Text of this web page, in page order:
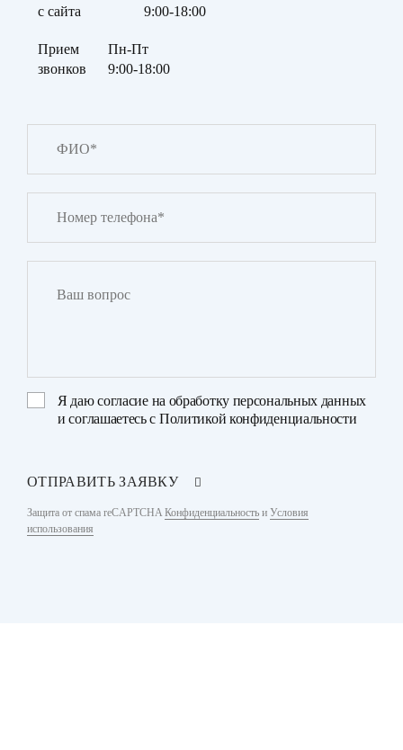
с сайта
9:00-18:00
Прием
звонков
Пн-Пт
9:00-18:00
Я даюсогласие на обработку персональных данных
и соглашаетесь с Политикой конфиденциальности
ОТПРАВИТЬ ЗАЯВКУ
Защита от спама reCAPTCHA Конфиденциальность и Условия
использования